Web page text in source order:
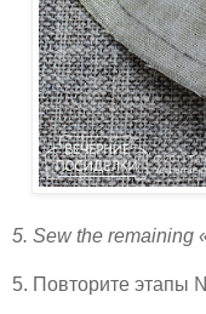
5. Sew the remaining
5. Повторите этапы